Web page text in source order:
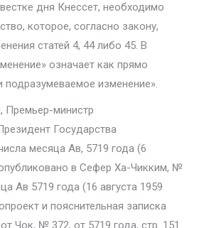
дня Кнессет, необходимо
которое, согласно закону,
статей 4, 44 либо 45. В
означает как прямо
подразумеваемое изменение».
министр
Государства
месяца Ав, 5719 года (6
в Сефер Ха-Чикким, №
Ав 5719 года (16 августа 1959
и пояснительная записка
Чок, № 372, от 5719 года, стр. 151.